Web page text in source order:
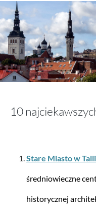
aporti
Torba sportowa
10
Stare Miasto w
średniowieczne
historycznej